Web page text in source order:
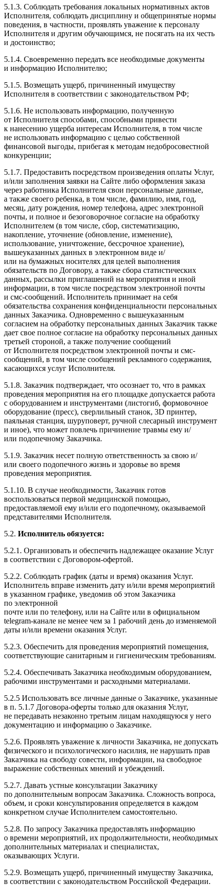
5.1.3. Соблюдать требования локальных нормативных актов
Исполнителя, соблюдать дисциплину и общепринятые нормы
поведения, в частности, проявлять уважение к персоналу
Исполнителя и другим обучающимся, не посягать на их честь
и достоинство;
5.1.4. Своевременно передать все необходимые документы
и информацию Исполнителю;
5.1.5. Возмещать ущерб, причиненный имуществу
Исполнителя в соответствии с законодательством РФ;
5.1.6. Не использовать информацию, полученную
от Исполнителя способами, способными привести
к нанесению ущерба интересам Исполнителя, в том числе
не использовать информацию с целью собственной
финансовой выгоды, прибегая к методам недобросовестной
конкуренции;
5.1.7. Предоставить посредством произведения оплаты Услуг,
и/​или заполнения заявки на Сайте либо оформления заказа
через работника Исполнителя свои персональные данные,
а также своего ребенка, в том числе, фамилию, имя, год,
месяц, дату рождения, номер телефона, адрес электронной
почты, и полное и безоговорочное согласие на обработку
Исполнителем (в том числе, сбор, систематизацию,
накопление, уточнение (обновление, изменение),
использование, уничтожение, бессрочное хранение),
вышеуказанных данных в электронном виде и/​
или на бумажных носителях для целей выполнения
обязательств по Договору, а также сбора статистических
данных, рассылки приглашений на мероприятия и иной
информации, в том числе посредством электронной почты
и смс-​сообщений. Исполнитель принимает на себя
обязательства сохранения конфиденциальности персональных
данных Заказчика. Одновременно с вышеуказанным
согласием на обработку персональных данных Заказчик также
дает свое полное согласие на обработку персональных данных
третьей стороной, а также получение сообщений
от Исполнителя посредством электронной почты и смс-​
сообщений, в том числе сообщений рекламного содержания,
касающихся услуг Исполнителя.
5.1.8. Заказчик подтверждает, что осознает то, что в рамках
проведения мероприятия на его площадке допускается работа
с оборудованием и инструментами (листогиб, формовочное
оборудование (пресс), сверлильный станок, 3D принтер,
паяльная станция, шуруповерт, ручной слесарный инструмент
и иное), что может повлечь причинение травмы ему и/​
или подопечному Заказчика.
5.1.9. Заказчик несет полную ответственность за свою и/​
или своего подопечного жизнь и здоровье во время
проведения мероприятия.
5.1.10. В случае необходимости, Заказчик готов
воспользоваться первой медицинской помощью,
предоставляемой ему и/​или его подопечному, оказываемой
представителями Исполнителя.
5.2. Исполнитель обязуется:
5.2.1. Организовать и обеспечить надлежащее оказание Услуг
в соответствии с Договором-офертой.
5.2.2. Соблюдать график (даты и время) оказания Услуг.
Исполнитель вправе изменить дату и/​или время мероприятий
в указанном графике, уведомив об этом Заказчика
по электронной
почте или по телефону, или на Сайте или в официальном
telegram-​канале не менее чем за 1 рабочий день до изменяемой
даты и/​или времени оказания Услуг.
5.2.3. Обеспечить для проведения мероприятий помещения,
соответствующие санитарным и гигиеническим требованиям.
5.2.4. Обеспечивать Заказчика необходимым оборудованием,
рабочими инструментами и расходными материалами.
5.2.5 Использовать все личные данные о Заказчике, указанные
в п. 5.1.7 Договора-​оферты только для оказания Услуг,
не передавать незаконно третьим лицам находящуюся у него
документацию и информацию о Заказчике.
5.2.6. Проявлять уважение к личности Заказчика, не допускать
физического и психологического насилия, не нарушать прав
Заказчика на свободу совести, информации, на свободное
выражение собственных мнений и убеждений.
5.2.7. Давать устные консультации Заказчику
по дополнительным вопросам Заказчика. Сложность вопроса,
объем, и сроки консультирования определяется в каждом
конкретном случае Исполнителем самостоятельно.
5.2.8. По запросу Заказчика предоставлять информацию
о времени мероприятий, их продолжительности, необходимых
дополнительных материалах и специалистах,
оказывающих Услуги.
5.2.9. Возмещать ущерб, причиненный имуществу Заказчика,
в соответствии с законодательством Российской Федерации.